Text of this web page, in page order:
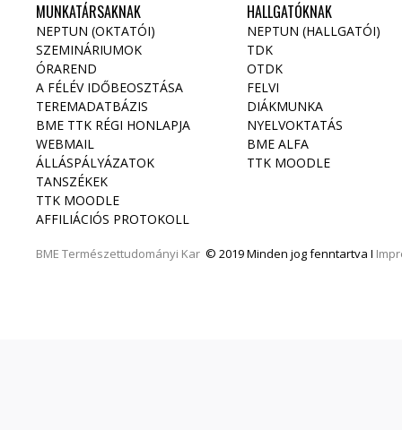
MUNKATÁRSAKNAK
NEPTUN (OKTATÓI)
SZEMINÁRIUMOK
ÓRAREND
A FÉLÉV IDŐBEOSZTÁSA
TEREMADATBÁZIS
BME TTK RÉGI HONLAPJA
WEBMAIL
ÁLLÁSPÁLYÁZATOK
TANSZÉKEK
TTK MOODLE
AFFILIÁCIÓS PROTOKOLL
BME Természettudományi Kar © 2019 Minden jog fenntartva I
HALLGATÓKNAK
NEPTUN (HALLGATÓI)
TDK
OTDK
FELVI
DIÁKMUNKA
NYELVOKTATÁS
BME ALFA
TTK MOODLE